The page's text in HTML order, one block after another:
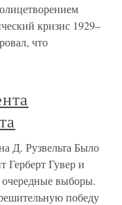
кризис 1929–
что
Д. Рузвельта Было
Герберт Гувер и
очередные выборы.
победу